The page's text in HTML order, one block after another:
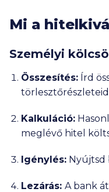
Mi a
Személyi
Összesítés: Írd
Kalkuláció:
meglévő hitel
Igénylés: Nyújtsd
Lezárás: A bank